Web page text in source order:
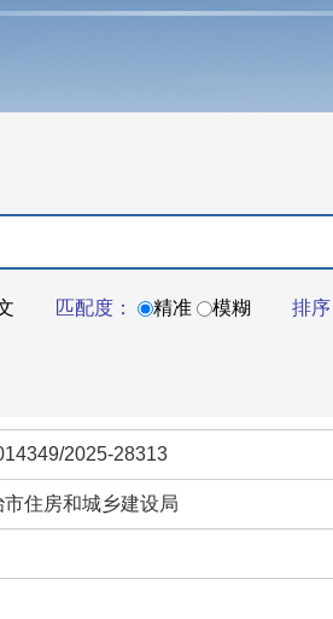
匹配度： 精准 模糊 排序
2025-28313
住房和城乡建设局